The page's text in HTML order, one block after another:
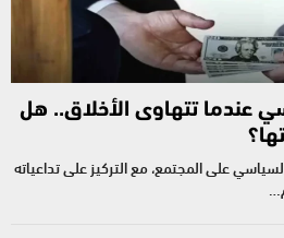
عندما تتهاوى الأخلاق.. هل
على المجتمع، مع التركيز على تداعياته